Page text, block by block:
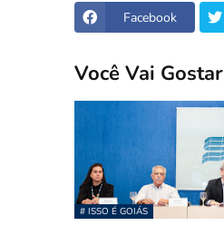
Facebook
Você Vai Gostar
# ISSO É GOIÁS